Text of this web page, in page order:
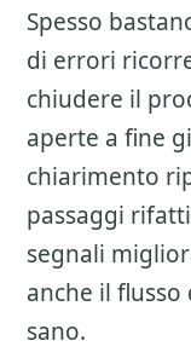
Spesso
di errori
chiudere il
aperte a fine
chiarimento
passaggi
segnali
anche il
sano.